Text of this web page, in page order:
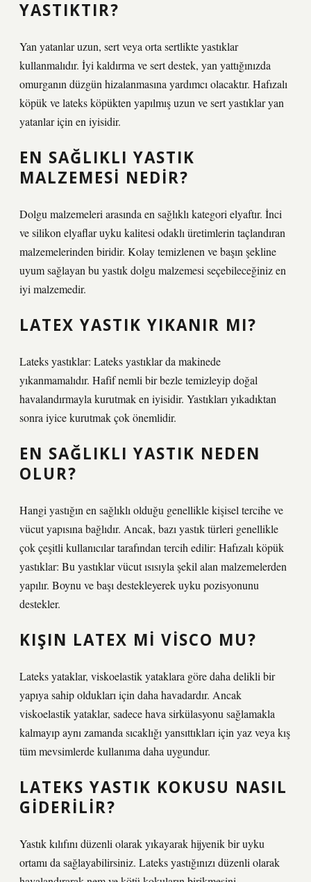
YASTIKTIR?
Yan yatanlar uzun, sert veya orta sertlikte yastıklar
kullanmalıdır. İyi kaldırma ve sert destek, yan yattığınızda
omurganın düzgün hizalanmasına yardımcı olacaktır. Hafızalı
köpük ve lateks köpükten yapılmış uzun ve sert yastıklar yan
yatanlar için en iyisidir.
EN SAĞLIKLI YASTIK
MALZEMESI NEDIR?
Dolgu malzemeleri arasında en sağlıklı kategori elyaftır. İnci
ve silikon elyaflar uyku kalitesi odaklı üretimlerin taçlandıran
malzemelerinden biridir. Kolay temizlenen ve başın şekline
uyum sağlayan bu yastık dolgu malzemesi seçebileceğiniz en
iyi malzemedir.
LATEX YASTIK YIKANIR MI?
Lateks yastıklar: Lateks yastıklar da makinede
yıkanmamalıdır. Hafif nemli bir bezle temizleyip doğal
havalandırmayla kurutmak en iyisidir. Yastıkları yıkadıktan
sonra iyice kurutmak çok önemlidir.
EN SAĞLIKLI YASTIK NEDEN
OLUR?
Hangi yastığın en sağlıklı olduğu genellikle kişisel tercihe ve
vücut yapısına bağlıdır. Ancak, bazı yastık türleri genellikle
çok çeşitli kullanıcılar tarafından tercih edilir: Hafızalı köpük
yastıklar: Bu yastıklar vücut ısısıyla şekil alan malzemelerden
yapılır. Boynu ve başı destekleyerek uyku pozisyonunu
destekler.
KIŞIN LATEX MI VISCO MU?
Lateks yataklar, viskoelastik yataklara göre daha delikli bir
yapıya sahip oldukları için daha havadardır. Ancak
viskoelastik yataklar, sadece hava sirkülasyonu sağlamakla
kalmayıp aynı zamanda sıcaklığı yansıttıkları için yaz veya kış
tüm mevsimlerde kullanıma daha uygundur.
LATEKS YASTIK KOKUSU NASIL
GIDERILIR?
Yastık kılıfını düzenli olarak yıkayarak hijyenik bir uyku
ortamı da sağlayabilirsiniz. Lateks yastığınızı düzenli olarak